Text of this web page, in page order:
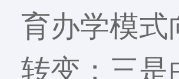
育办学模式
转变；三是